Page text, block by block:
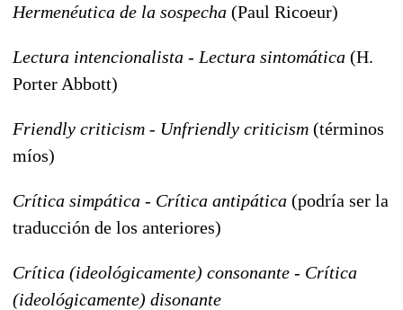
Hermenéutica de la sospecha (Paul Ricoeur)
Lectura intencionalista - Lectura sintomática (H.
Porter Abbott)
Friendly criticism - Unfriendly criticism (términos
míos)
Crítica simpática - Crítica antipática (podría ser la
traducción de los anteriores)
Crítica (ideológicamente) consonante - Crítica
(ideológicamente) disonante